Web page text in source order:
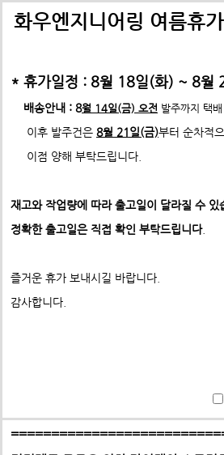
배송비관련 공
*택배사 요청에 따라 선불,착불 동시에
-수정전 : 주문시 배송비(6,000
제품의 수량,무게,길이에 따라
- 수정후 : 주문시 배송비(0원)
* 주문결제 단계에서 다시한번 문
택배배송관련 공지사항
*프로파일 절단길이 2700mm이상 택
* 프로파일 절단길이 2700mm 이상은
따라배송이 불가할수도 있습니다. 주
ex) 자가수령 및 화물택배,화물차(운임
**알루미늄판재 및 기타판재 단가
**특히 알루미늄판,PC,아크릴 판재
화우엔지니어링 여름휴
* 휴가일정 : 8월 18일(화) ~ 8월
배송안내 : 8월 14일(금) 오전 발주까지 택
이후 발주건은 8월 21일(금)부터 순차적
이점 양해 부탁드립니다.
재고와 작업량에 따라 출고일이 달라질 수 있
정확한 출고일은 직접 확인 부탁드립니다.
즐거운 휴가 보내시길 바랍니다.
감사합니다.
[프로파일] 연구